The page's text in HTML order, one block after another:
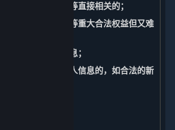
审判和判决执行等直接相关的；
个人的生命、财产等重大合法权益但又难
开的您的个人信息；
信息中收集您的个人信息的，如合法的新